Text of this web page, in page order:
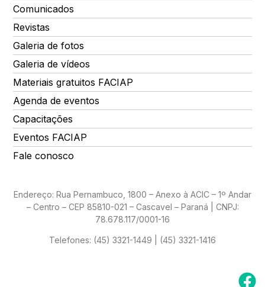
Comunicados
Revistas
Galeria de fotos
Galeria de vídeos
Materiais gratuitos FACIAP
Agenda de eventos
Capacitações
Eventos FACIAP
Fale conosco
Endereço: Rua Pernambuco, 1800 – Anexo à ACIC – 1º Andar
– Centro – CEP 85810-021 – Cascavel – Paraná | CNPJ:
78.678.117/0001-16
Telefones: (45) 3321-1449 | (45) 3321-1416